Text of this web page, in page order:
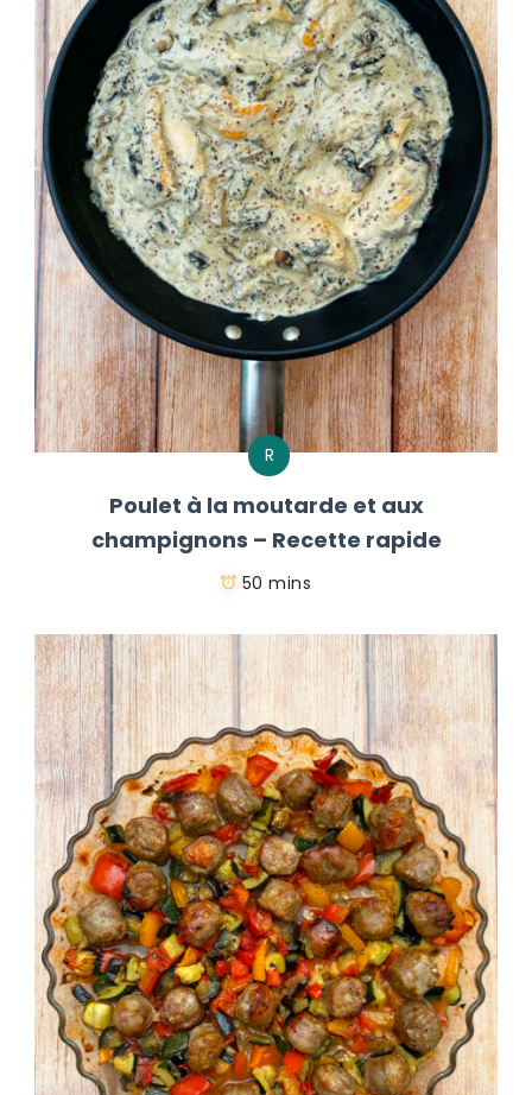
R
Poulet à la moutarde et aux
champignons – Recette rapide
50 mins